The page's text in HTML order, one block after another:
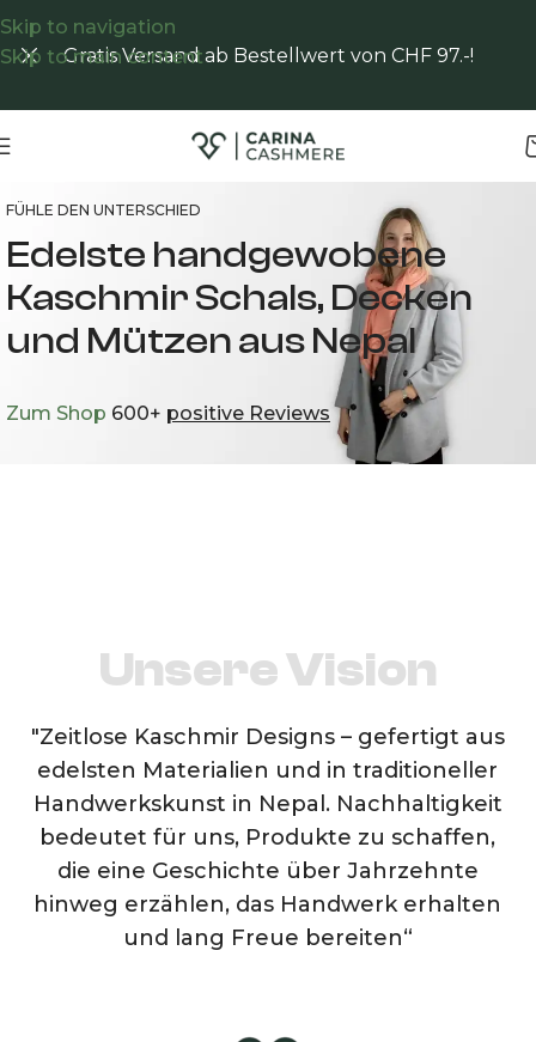
Skip to navigation
Skip to main content
Gratis Versand ab Bestellwert von CHF 97.-!
FÜHLE DEN UNTERSCHIED
Edelste handgewobene
Kaschmir Schals, Decken
und Mützen aus Nepal
Zum Shop 600+ positive Reviews
Unsere Vision
"Zeitlose Kaschmir Designs – gefertigt aus
edelsten Materialien und in traditioneller
Handwerkskunst in Nepal. Nachhaltigkeit
bedeutet für uns, Produkte zu schaffen,
die eine Geschichte über Jahrzehnte
hinweg erzählen, das Handwerk erhalten
und lang Freue bereiten“